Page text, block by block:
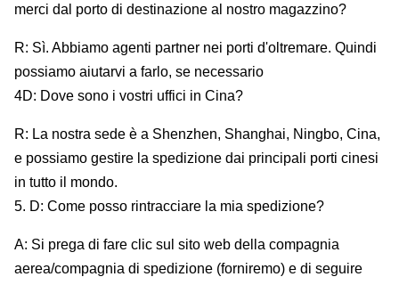
merci dal porto di destinazione al nostro magazzino?
R: Sì. Abbiamo agenti partner nei porti d'oltremare. Quindi
possiamo aiutarvi a farlo, se necessario
4D: Dove sono i vostri uffici in Cina?
R: La nostra sede è a Shenzhen, Shanghai, Ningbo, Cina,
e possiamo gestire la spedizione dai principali porti cinesi
in tutto il mondo.
5. D: Come posso rintracciare la mia spedizione?
A: Si prega di fare clic sul sito web della compagnia
aerea/compagnia di spedizione (forniremo) e di seguire